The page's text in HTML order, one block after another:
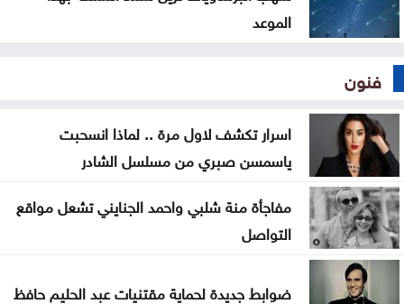
الموعد
فنون
اسرار تكشف لاول مرة .. لماذا انسحبت
ياسمسن صبري من مسلسل الشادر
مفاجأة منة شلبي واحمد الجنايني تشعل مواقع
التواصل
ضوابط جديدة لحماية مقتنيات عبد الحليم حافظ